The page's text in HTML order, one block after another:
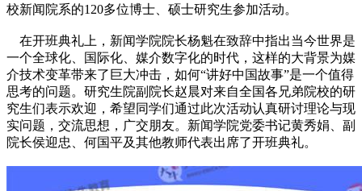
校新闻院系的120多位博士、硕士研究生参加活动。
在开班典礼上，新闻学院院长杨魁在致辞中指出当今世界是
一个全球化、国际化、媒介数字化的时代，这样的大背景为媒
介技术变革带来了巨大冲击，如何“讲好中国故事”是一个值得
思考的问题。研究生院副院长赵晨对来自全国各兄弟院校的研
究生们表示欢迎，希望同学们通过此次活动认真研讨理论与现
实问题，交流思想，广交朋友。新闻学院党委书记黄秀娟、副
院长侯迎忠、何国平及其他教师代表出席了开班典礼。